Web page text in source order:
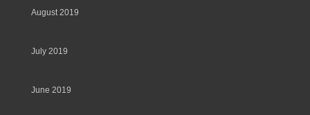
August 2019
July 2019
June 2019